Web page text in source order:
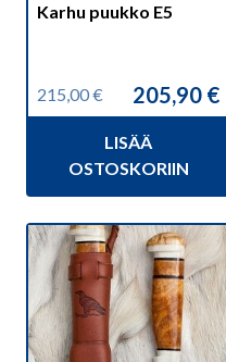
Karhu puukko E5
215,00€
Alkuperäinen
215,00 €.
205,90 €
Nykyinen
205,90 €.
LISÄÄ
OSTOSKORIIN